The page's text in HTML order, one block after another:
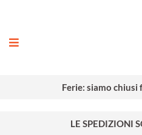
Ferie: siamo
LE SPEDIZIONI